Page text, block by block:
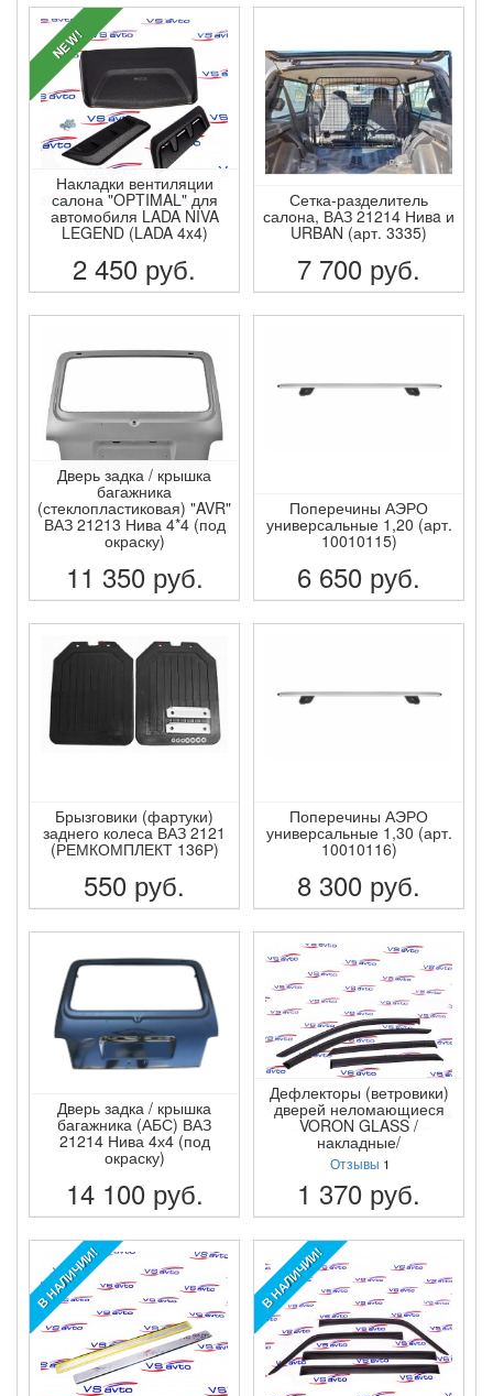
ПОДРОБНЕЕ ПОДРОБНЕЕ
NEW!
Накладки вентиляции
салона "OPTIMAL" для
автомобиля LADA NIVA
LEGEND (LADA 4x4)
2 450 руб.
ПОДРОБНЕЕ
Сетка-разделитель
салона, ВАЗ 21214 Нивa и
URBAN (арт. 3335)
7 700 руб.
ПОДРОБНЕЕ
Дверь задка / крышка
багажника
(стеклопластиковая) "AVR"
ВАЗ 21213 Нива 4*4 (под
окраску)
11 350 руб.
ПОДРОБНЕЕ
Поперечины АЭРО
универсальные 1,20 (арт.
10010115)
6 650 руб.
ПОДРОБНЕЕ
Брызговики (фартуки)
заднего колеса ВАЗ 2121
(РЕМКОМПЛЕКТ 136Р)
550 руб.
ПОДРОБНЕЕ
Поперечины АЭРО
универсальные 1,30 (арт.
10010116)
8 300 руб.
ПОДРОБНЕЕ
Дверь задка / крышка
багажника (АБС) ВАЗ
21214 Нива 4х4 (под
окраску)
14 100 руб.
ПОДРОБНЕЕ
Дефлекторы (ветровики)
дверей неломающиеся
VORON GLASS /
накладные/
Отзывы 1
1 370 руб.
ПОДРОБНЕЕ
В НАЛИЧИИ! В НАЛИЧИИ!